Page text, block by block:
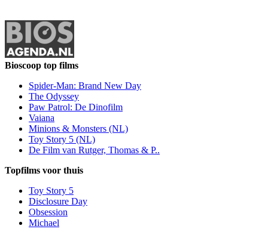
Bioscoop top films
Spider-Man: Brand New Day
The Odyssey
Paw Patrol: De Dinofilm
Vaiana
Minions & Monsters (NL)
Toy Story 5 (NL)
De Film van Rutger, Thomas & P..
Topfilms voor thuis
Toy Story 5
Disclosure Day
Obsession
Michael